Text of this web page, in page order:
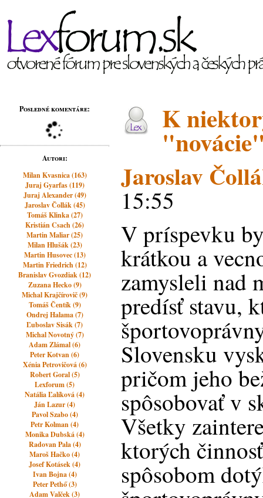
Posledné komentáre:
Autori:
Milan Kvasnica (163)
Juraj Gyarfas (119)
Juraj Alexander (49)
Jaroslav Čollák (45)
Tomáš Klinka (27)
Kristián Csach (26)
Martin Maliar (25)
Milan Hlušák (23)
Martin Husovec (13)
Martin Friedrich (12)
Branislav Gvozdiak (12)
Zuzana Hecko (9)
Michal Krajčírovič (9)
Tomáš Čentík (9)
Ondrej Halama (7)
Ľuboslav Sisák (7)
Michal Novotný (7)
Adam Zlámal (6)
Peter Kotvan (6)
Xénia Petrovičová (6)
Robert Goral (5)
Lexforum (5)
Natália Ľalíková (4)
Ján Lazur (4)
Pavol Szabo (4)
Petr Kolman (4)
Monika Dubská (4)
Radovan Pala (4)
Maroš Hačko (4)
Josef Kotásek (4)
Ivan Bojna (4)
Peter Pethő (3)
Adam Valček (3)
K
Jaroslav
15:55
V príspevku
krátkou a
zamysleli nad
predísť stavu,
Slovensku
pričom jeho
spôsobovať v
Všetky
ktorých
spôsobom